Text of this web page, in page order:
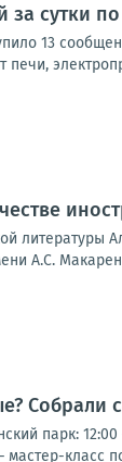
сутки
13
печи,
литературы
А.С.
парк:
класс